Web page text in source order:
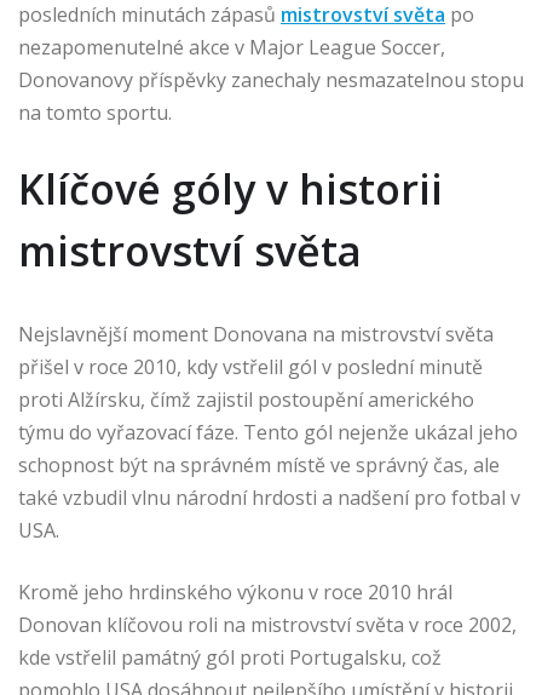
posledních minutách zápasů mistrovství světa po
nezapomenutelné akce v Major League Soccer,
Donovanovy příspěvky zanechaly nesmazatelnou stopu
na tomto sportu.
Klíčové góly v historii
mistrovství světa
Nejslavnější moment Donovana na mistrovství světa
přišel v roce 2010, kdy vstřelil gól v poslední minutě
proti Alžírsku, čímž zajistil postoupění amerického
týmu do vyřazovací fáze. Tento gól nejenže ukázal jeho
schopnost být na správném místě ve správný čas, ale
také vzbudil vlnu národní hrdosti a nadšení pro fotbal v
USA.
Kromě jeho hrdinského výkonu v roce 2010 hrál
Donovan klíčovou roli na mistrovství světa v roce 2002,
kde vstřelil památný gól proti Portugalsku, což